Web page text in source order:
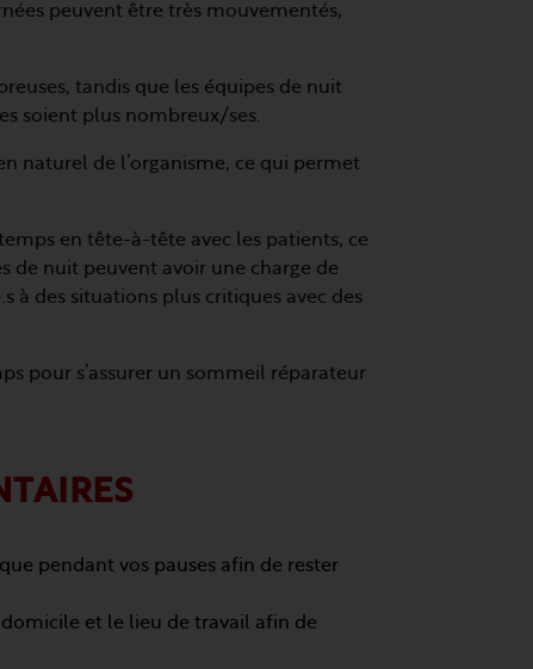
peuvent être très mouvementés,
tandis que les équipes de nuit
soient plus nombreux/ses.
naturel de l’organisme, ce qui permet
en tête-à-tête avec les patients, ce
de nuit peuvent avoir une charge de
à des situations plus critiques avec des
pour s’assurer un sommeil réparateur
pendant vos pauses afin de rester
et le lieu de travail afin de